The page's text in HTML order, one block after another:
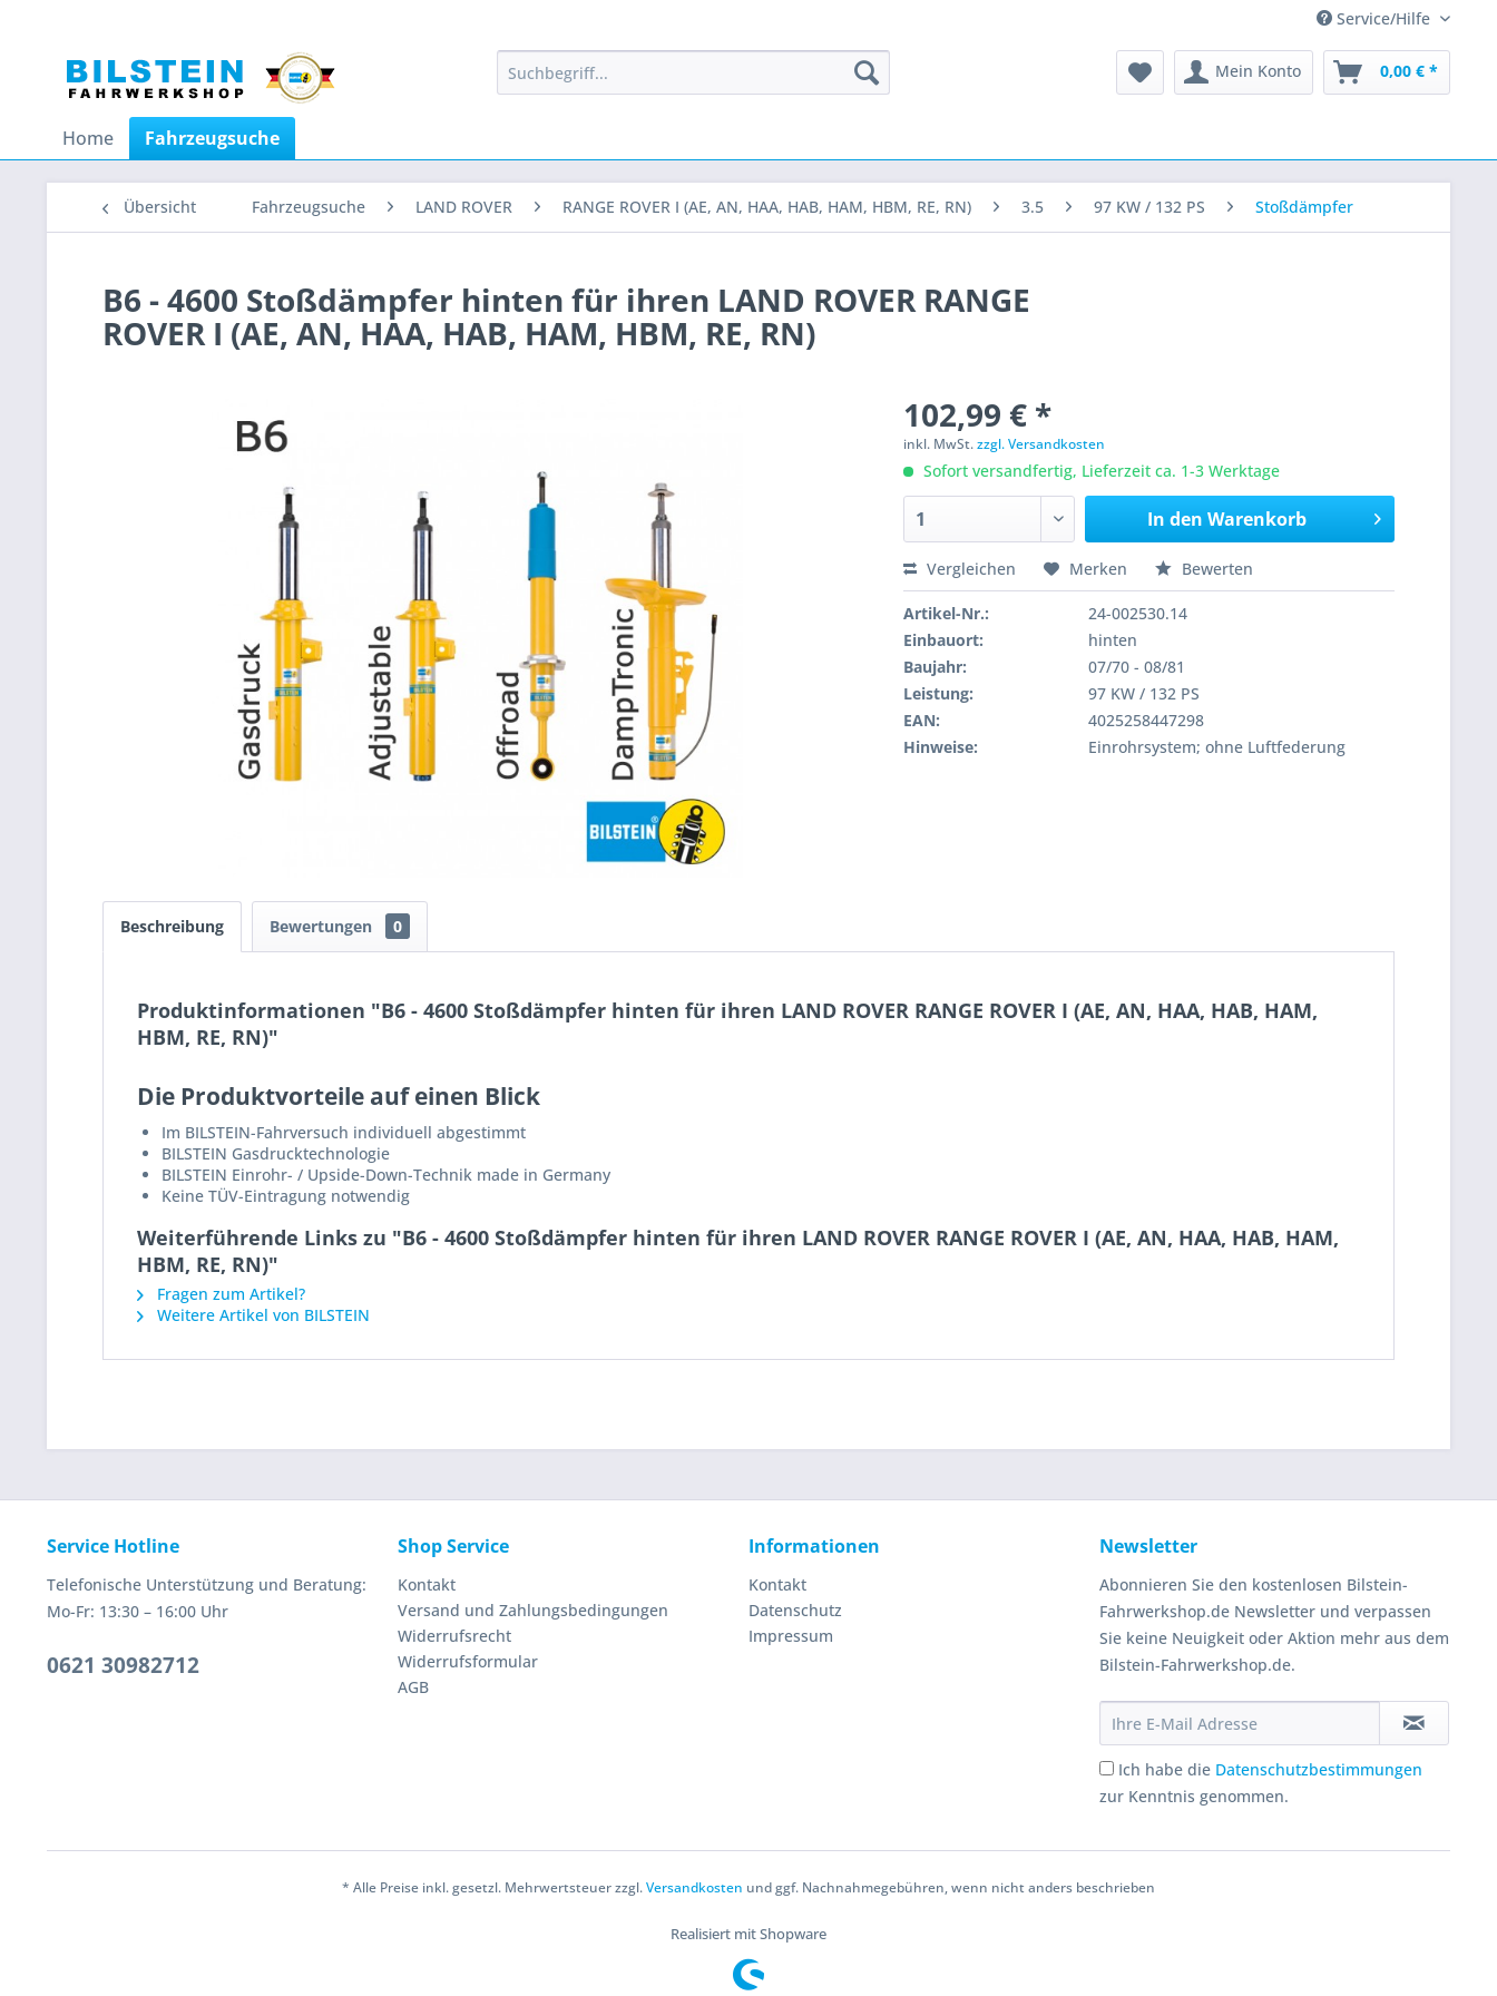
Service/Hilfe
Mein Konto 0,00 € *
Home Fahrzeugsuche
Übersicht Fahrzeugsuche LAND ROVER RANGE ROVER I (AE, AN, HAA, HAB, HAM, HBM, RE, RN) 3.5 97 KW / 132 PS Stoßdämpfer
B6 - 4600 Stoßdämpfer hinten für ihren LAND ROVER RANGE
ROVER I (AE, AN, HAA, HAB, HAM, HBM, RE, RN)
102,99 € *
inkl. MwSt.zzgl. Versandkosten
Sofort versandfertig, Lieferzeit ca. 1-3 Werktage
In den Warenkorb
Vergleichen Merken Bewerten
Artikel-Nr.:
24-002530.14
Einbauort:
hinten
Baujahr:
07/70 - 08/81
Leistung:
97 KW / 132 PS
EAN:
4025258447298
Hinweise:
Einrohrsystem; ohne Luftfederung
Beschreibung Bewertungen 0
Produktinformationen "B6 - 4600 Stoßdämpfer hinten für ihren LAND ROVER RANGE ROVER I (AE, AN, HAA, HAB, HAM,
HBM, RE, RN)"
Die Produktvorteile auf einen Blick
Im BILSTEIN-Fahrversuch individuell abgestimmt
BILSTEIN Gasdrucktechnologie
BILSTEIN Einrohr- / Upside-Down-Technik made in Germany
Keine TÜV-Eintragung notwendig
Weiterführende Links zu "B6 - 4600 Stoßdämpfer hinten für ihren LAND ROVER RANGE ROVER I (AE, AN, HAA, HAB, HAM,
HBM, RE, RN)"
Fragen zum Artikel?
Weitere Artikel von BILSTEIN
Service Hotline
Telefonische Unterstützung und Beratung:
Mo-Fr: 13:30 – 16:00 Uhr
0621 30982712
Shop Service
Kontakt
Versand und Zahlungsbedingungen
Widerrufsrecht
Widerrufsformular
AGB
Informationen
Kontakt
Datenschutz
Impressum
Newsletter
Abonnieren Sie den kostenlosen Bilstein-
Fahrwerkshop.de Newsletter und verpassen
Sie keine Neuigkeit oder Aktion mehr aus dem
Bilstein-Fahrwerkshop.de.
Ich habe die Datenschutzbestimmungen
zur Kenntnis genommen.
* Alle Preise inkl. gesetzl. Mehrwertsteuer zzgl.Versandkosten und ggf. Nachnahmegebühren, wenn nicht anders beschrieben
Realisiert mit Shopware